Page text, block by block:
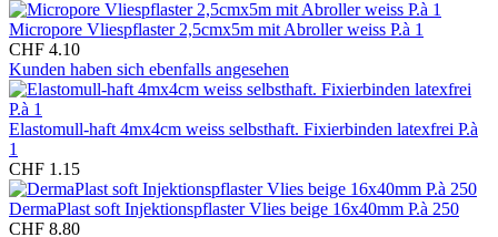
Micropore Vliespflaster 2,5cmx5m mit Abroller weiss P.à 1
CHF 4.10
Kunden haben sich ebenfalls angesehen
Elastomull-haft 4mx4cm weiss selbsthaft. Fixierbinden latexfrei P.à
1
CHF 1.15
DermaPlast soft Injektionspflaster Vlies beige 16x40mm P.à 250
CHF 8.80